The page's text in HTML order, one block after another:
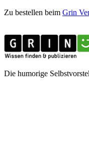
Zu bestellen beim Grin
Die humorige